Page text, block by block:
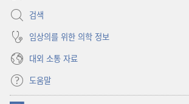
검색
임상의를 위한 의학 정보
대외 소통 자료
도움말